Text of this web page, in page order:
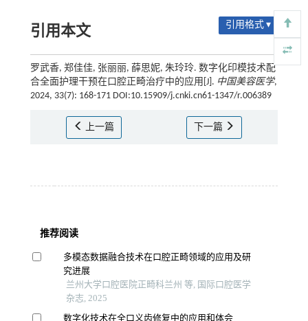
引用本文 引用格式 ▾
罗武香, 郑佳佳, 张丽丽, 薛思妮, 朱玲玲. 数字化印模技术配
合全面护理干预在口腔正畸治疗中的应用[J]. 中国美容医学,
2024, 33(7): 168-171 DOI:10.15909/j.cnki.cn61-1347/r.006389
上一篇 下一篇